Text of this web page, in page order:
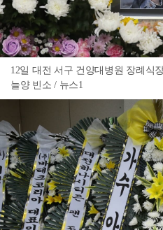
12일 대전 서구 건양대병원 장례식
늘양 빈소 / 뉴스1